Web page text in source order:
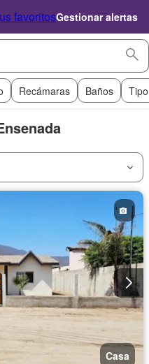
favoritosGestionar alertas
Recámaras Baños
Casa